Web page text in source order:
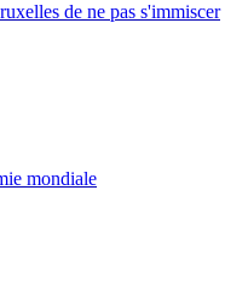
de ne pas s'immiscer
mondiale